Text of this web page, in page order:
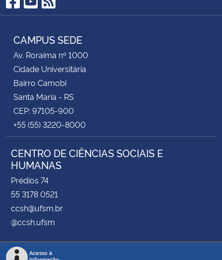
Facebook
YouTube
RSS
CAMPUS SEDE
Av. Roraima nº 1000
Cidade Universitária
Bairro Camobi
Santa Maria - RS
CEP: 97105-900
+55 (55) 3220-8000
CENTRO DE CIÊNCIAS SOCIAIS E
HUMANAS
Prédios 74
55 3178 0521
ccsh@ufsm.br
@ccsh.ufsm
Acesso à